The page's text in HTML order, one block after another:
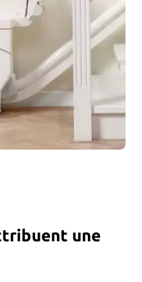
une